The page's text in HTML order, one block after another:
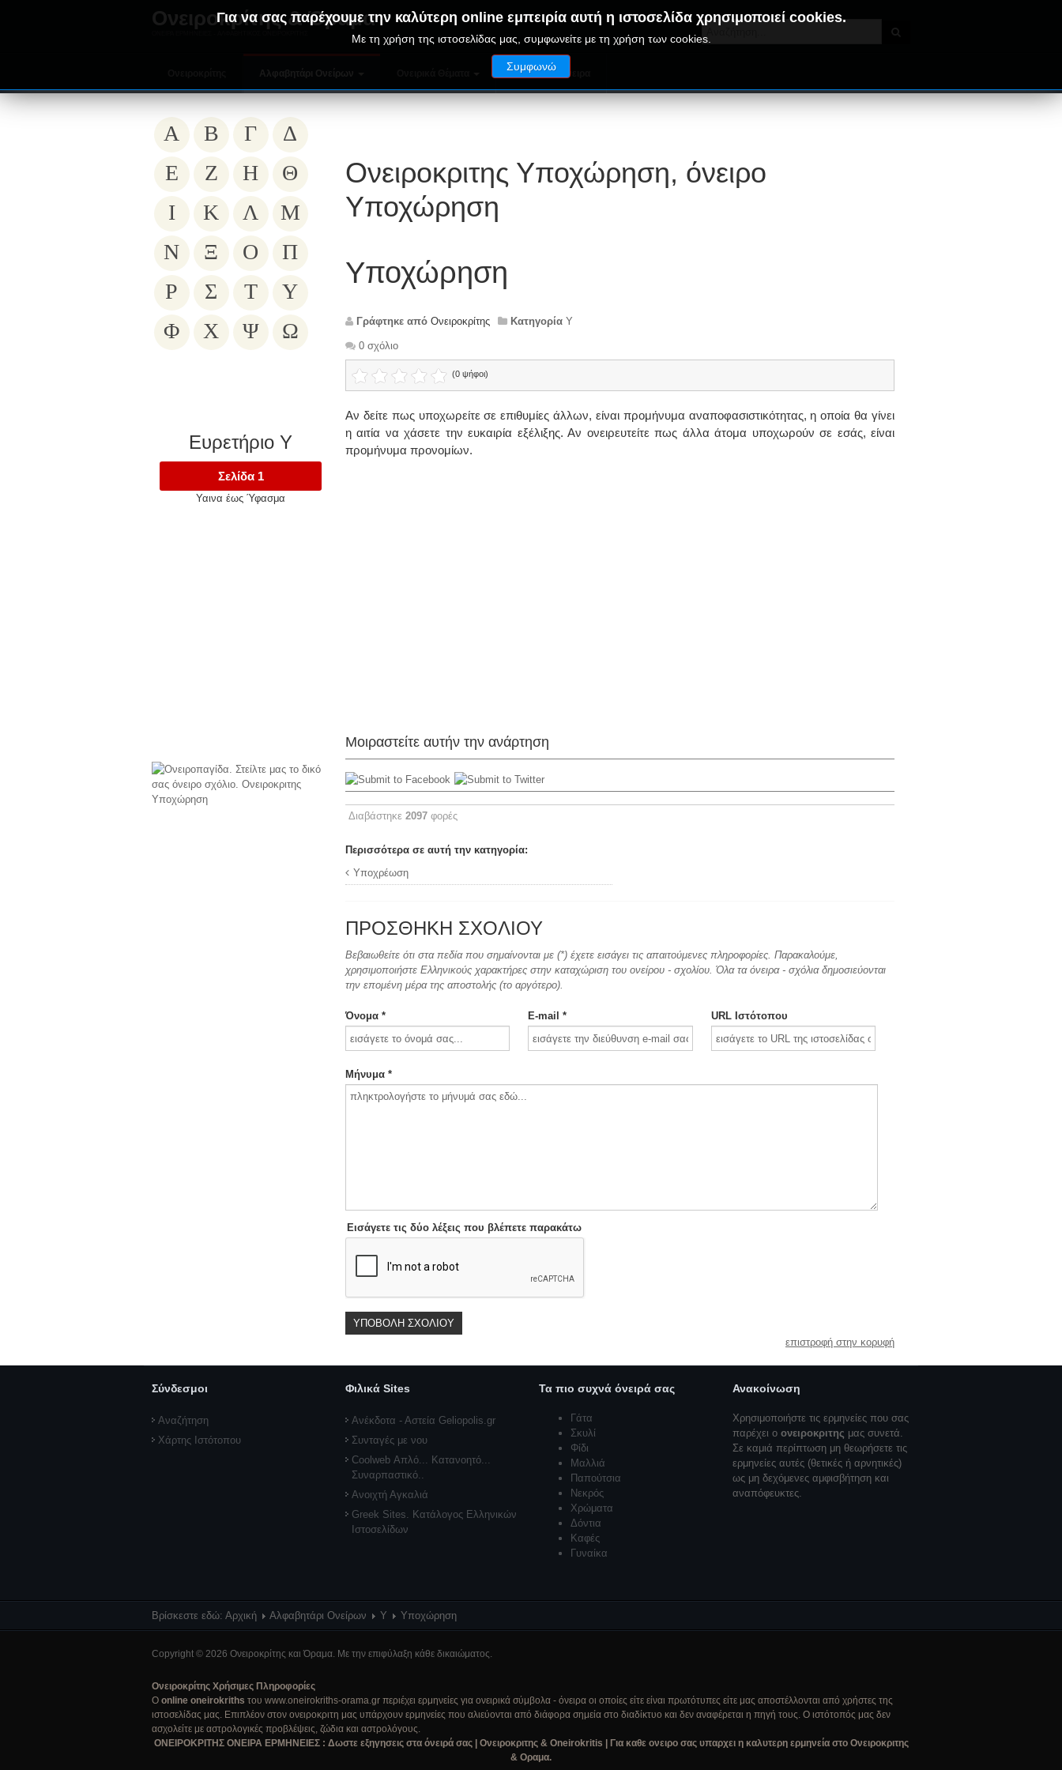
Ονειροκρίτης & Όραμα
Για να σας παρέχουμε την καλύτερη online εμπειρία αυτή η ιστοσελίδα χρησιμοποιεί cookies.
Με τη χρήση της ιστοσελίδας μας, συμφωνείτε με τη χρήση των cookies.
Συμφωνώ
Παράξενα Όνειρα
Ονειροκριτης Υποχώρηση, όνειρο
Υποχώρηση
Υποχώρηση
Γράφτηκε από Ονειροκρίτης Κατηγορία Υ
0 σχόλιο
(0 ψήφοι)
Αν δείτε πως υποχωρείτε σε επιθυμίες άλλων, είναι προμήνυμα αναποφασιστικότητας, η οποία θα γίνει
η αιτία να χάσετε την ευκαιρία εξέλιξης. Αν ονειρευτείτε πως άλλα άτομα υποχωρούν σε εσάς, είναι
προμήνυμα προνομίων.
Μοιραστείτε αυτήν την ανάρτηση
Διαβάστηκε 2097 φορές
Περισσότερα σε αυτή την κατηγορία:
Υποχρέωση
ΠΡΟΣΘΉΚΗ ΣΧΟΛΊΟΥ
Βεβαιωθείτε ότι στα πεδία που σημαίνονται με (*) έχετε εισάγει τις απαιτούμενες πληροφορίες. Παρακαλούμε,
χρησιμοποιήστε Ελληνικούς χαρακτήρες στην καταχώριση του ονείρου - σχολίου. Όλα τα όνειρα - σχόλια δημοσιεύονται
την επομένη μέρα της αποστολής (το αργότερο).
Όνομα * E-mail * URL Ιστότοπου
Μήνυμα *
Εισάγετε τις δύο λέξεις που βλέπετε παρακάτω
επιστροφή στην κορυφή
Α Β Γ
Δ
Ε
Ζ Η
Θ
Ι
Κ Λ
Μ
Ν
Ξ Ο
Π
Ρ
Σ Τ
Υ
Φ
Χ Ψ Ω
Ευρετήριο Υ
Σελίδα 1
Υαινα έως Ύφασμα
Σύνδεσμοι
Αναζήτηση
Χάρτης Ιστότοπου
Φιλικά Sites
Ανέκδοτα - Αστεία Geliopolis.gr
Συνταγές με νου
Coolweb Απλό... Κατανοητό...
Συναρπαστικό..
Ανοιχτή Αγκαλιά
Greek Sites. Κατάλογος Ελληνικών
Ιστοσελίδων
Τα πιο συχνά όνειρά σας
Γάτα
Σκυλί
Φίδι
Μαλλιά
Παπούτσια
Νεκρός
Χρώματα
Δόντια
Καφές
Γυναίκα
Ανακοίνωση
Χρησιμοποιήστε τις ερμηνείες που σας
παρέχει ο ονειροκριτης μας συνετά.
Σε καμιά περίπτωση μη θεωρήσετε τις
ερμηνείες αυτές (θετικές ή αρνητικές)
ως μη δεχόμενες αμφισβήτηση και
αναπόφευκτες.
Βρίσκεστε εδώ: Αρχική Αλφαβητάρι Ονείρων Υ Υποχώρηση
Copyright © 2026 Ονειροκρίτης και Όραμα. Με την επιφύλαξη κάθε δικαιώματος.
Ονειροκρίτης Χρήσιμες Πληροφορίες
Ο online oneirokriths του www.oneirokriths-orama.gr περιέχει ερμηνείες για ονειρικά σύμβολα - όνειρα οι οποίες είτε είναι πρωτότυπες είτε μας αποστέλλονται από χρήστες της
ιστοσελίδας μας. Επιπλέον στον ονειροκριτη μας υπάρχουν ερμηνείες που αλιεύονται από διάφορα σημεία στο διαδίκτυο και δεν αναφέρεται η πηγή τους. Ο ιστότοπός μας δεν
ασχολείτε με αστρολογικές προβλέψεις, ζώδια και αστρολόγους.
ΟΝΕΙΡΟΚΡΙΤΗΣ ΟΝΕΙΡΑ ΕΡΜΗΝΕΙΕΣ : Δωστε εξηγησεις στα όνειρά σας | Ονειροκριτης & Oneirokritis | Για καθε ονειρο σας υπαρχει η καλυτερη ερμηνεία στο Ονειροκριτης
& Οραμα.